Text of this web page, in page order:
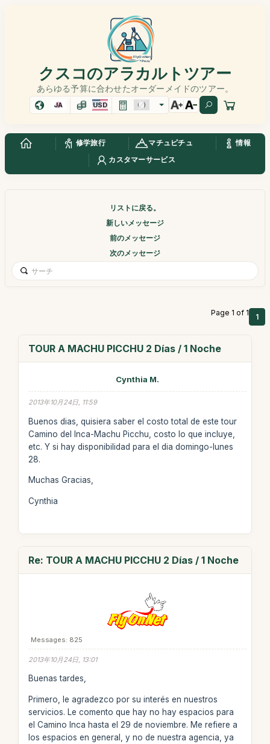
クスコのアラカルトツアー
あらゆる予算に合わせたオーダーメイドのツアー。
JA USD
修学旅行 マチュピチュ
情報
カスタマーサービス
リストに戻る。
新しいメッセージ
前のメッセージ
次のメッセージ
Page 1 of 1 1
TOUR A MACHU PICCHU 2 Días / 1 Noche
Cynthia M.
2013年10月24日, 11:59
Buenos dias, quisiera saber el costo total de este tour
Camino del Inca-Machu Picchu, costo lo que incluye,
etc. Y si hay disponibilidad para el dia domingo-lunes
28.
Muchas Gracias,
Cynthia
Re: TOUR A MACHU PICCHU 2 Días / 1 Noche
Messages: 825
2013年10月24日, 13:01
Buenas tardes,
Primero, le agradezco por su interés en nuestros
servicios. Le comento que hay no hay espacios para
el Camino Inca hasta el 29 de noviembre. Me refiere a
los espacios en general, y no de nuestra agencia, ya